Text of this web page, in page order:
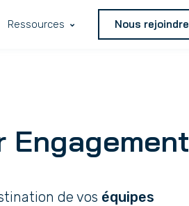
Ressources Nous rejoindre
Engagement
de vos équipes